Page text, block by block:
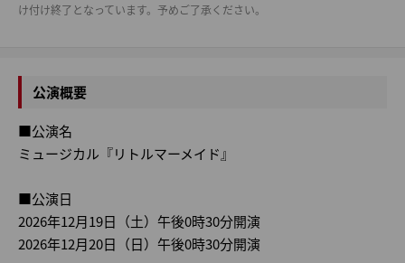
け付け終了となっています。予めご了承ください。
公演概要
■公演名
ミュージカル『リトルマーメイド』
■公演日
2026年12月19日（土）午後0時30分開演
2026年12月20日（日）午後0時30分開演